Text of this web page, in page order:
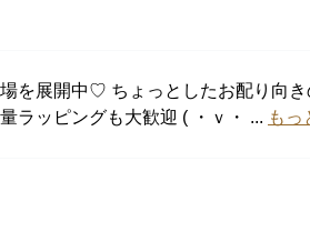
を展開中♡ ちょっとしたお配り向き
ラッピングも大歓迎 ( ・ｖ・ ... もっ